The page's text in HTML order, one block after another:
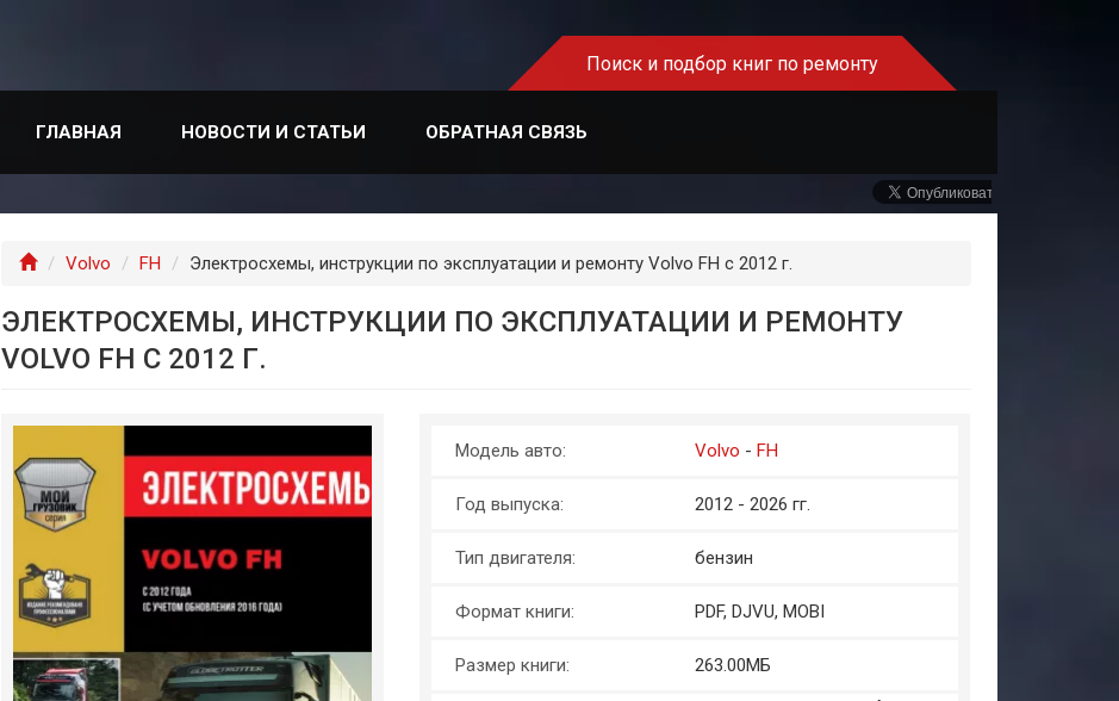
Поиск и подбор книг по ремонту
ГЛАВНАЯ НОВОСТИ И СТАТЬИ ОБРАТНАЯ СВЯЗЬ
Главная
Volvo FH Электросхемы, инструкции по эксплуатации и ремонту Volvo FH с 2012 г.
ЭЛЕКТРОСХЕМЫ, ИНСТРУКЦИИ ПО ЭКСПЛУАТАЦИИ И РЕМОНТУ
VOLVO FH С 2012 Г.
Модель авто: Volvo -FH
Год выпуска: 2012 - 2026 гг.
Тип двигателя: бензин
Формат книги: PDF, DJVU, MOBI
Размер книги: 263.00МБ